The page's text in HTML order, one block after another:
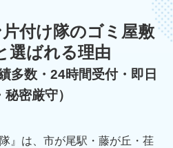
付け隊のゴミ屋敷
選ばれる理由
多数・24時間受付・即日
秘密厳守）
』は、市が尾駅・藤が丘・荏